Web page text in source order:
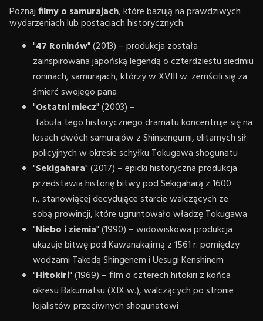
Poznajfilmy o samurajach, które bazują na prawdziwych
wydarzeniach lub postaciach historycznych:
"47 Roninów" (2013) – produkcja została
zainspirowana japońską legendą o czterdziestu siedmiu
roninach, samurajach, którzy w XVIII w. zemścili się za
śmierć swojego pana
"Ostatni miecz" (2003) –
fabuła tego historycznego dramatu koncentruje się na
losach dwóch samurajów z Shinsengumi, elitarnych sił
policyjnych w okresie schyłku Tokugawa shogunatu
"Sekigahara" (2017) – epicki historyczna produkcja
przedstawia historię bitwy pod Sekigaharą z 1600
r., stanowiącej decydujące starcie walczących ze
sobą prowincji, które ugruntowało władzę Tokugawa
"Niebo i ziemia" (1990) – widowiskowa produkcja
ukazuje bitwę pod Kawanakajimą z 1561 r. pomiędzy
wodzami Takedą Shingenem i Uesugi Kenshinem
"Hitokiri" (1969) – film o czterech hitokiri z końca
okresu Bakumatsu (XIX w.), walczących po stronie
lojalistów przeciwnych shogunatowi